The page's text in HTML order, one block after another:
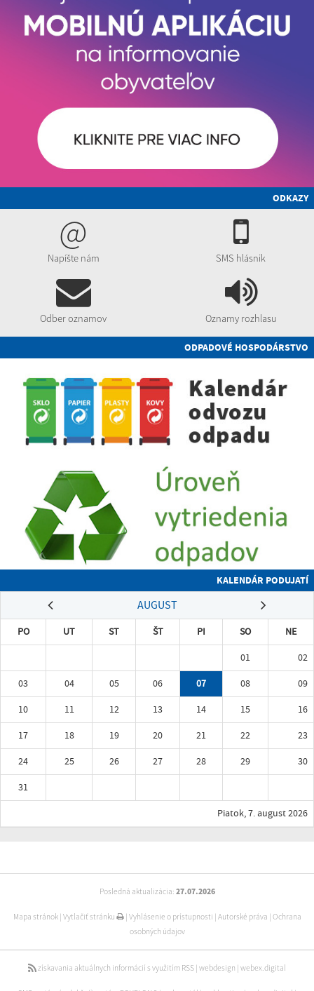
ODKAZY
@
Napíšte nám SMS hlásnik
Odber oznamov Oznamy rozhlasu
ODPADOVÉ HOSPODÁRSTVO
KALENDÁR PODUJATÍ
AUGUST
PO UT ST ŠT PI SO
NE
01
02
03
04 05 06 07 08
09
10
11 12 13 14 15
16
17
18 19 20 21 22
23
24
25 26 27 28 29
30
31
Piatok, 7. august 2026
Posledná aktualizácia: 27.07.2026
Mapa stránok| Vytlačiť stránku | Vyhlásenie o prístupnosti Autorské práva Ochrana
osobných údajov
získavania aktuálnych informácií s využitím RSS webdesign webex.digital